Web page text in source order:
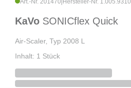
Art.-Nr. 201470 Hersteller-Nr. 1.005.9310
KaVo SONICflex Quick
Air-Scaler, Typ 2008 L
Inhalt: 1 Stück